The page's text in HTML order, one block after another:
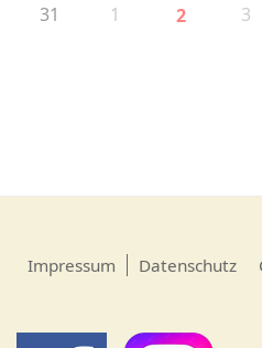
31 1 2 3
Impressum Datenschutz